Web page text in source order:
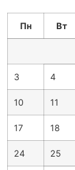
Пн
Вт
3 4
10 11
17 18
24 25